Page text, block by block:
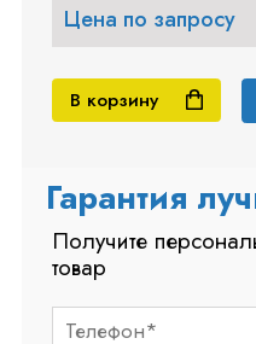
Цена по запросу
В корзину
Гарантия
Получите
товар